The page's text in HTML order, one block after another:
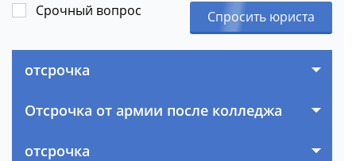
Срочный вопрос Спросить юриста
отсрочка
Отсрочка от армии после колледжа
отсрочка